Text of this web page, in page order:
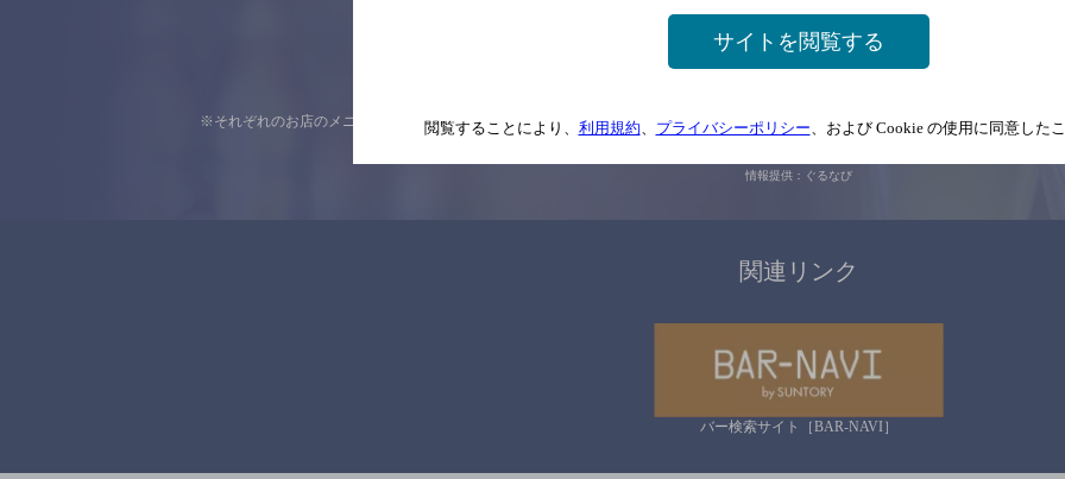
ご意見・ご感想
※それぞれのお店のメニューや営業時間などの掲載情報については、 予告なしに変更されることがありますので、 念のためお店にご確
情報提供：ぐるなび
関連リンク
バー検索サイト［BAR-NAVI］
サイトを閲覧する
閲覧することにより、 利用規約 プライバシーポリシー 、および Cookie の使用に同意した